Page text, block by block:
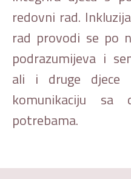
redovni rad.
rad provodi se po
podrazumijeva i
ali i druge
komunikaciju sa
potrebama.